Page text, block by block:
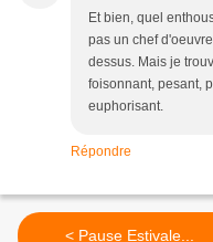
Et bien, quel
pas un chef
dessus. Mais je
foisonnant, pesant,
euphorisant.
Répondre
< Pause Estivale...